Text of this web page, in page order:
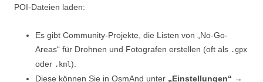
POI-Dateien laden:
Es gibt Community-Projekte, die Listen von „No-Go-
Areas“ für Drohnen und Fotografen erstellen (oft als .gpx
oder .kml).
Diese können Sie in OsmAnd unter „Einstellungen“ →